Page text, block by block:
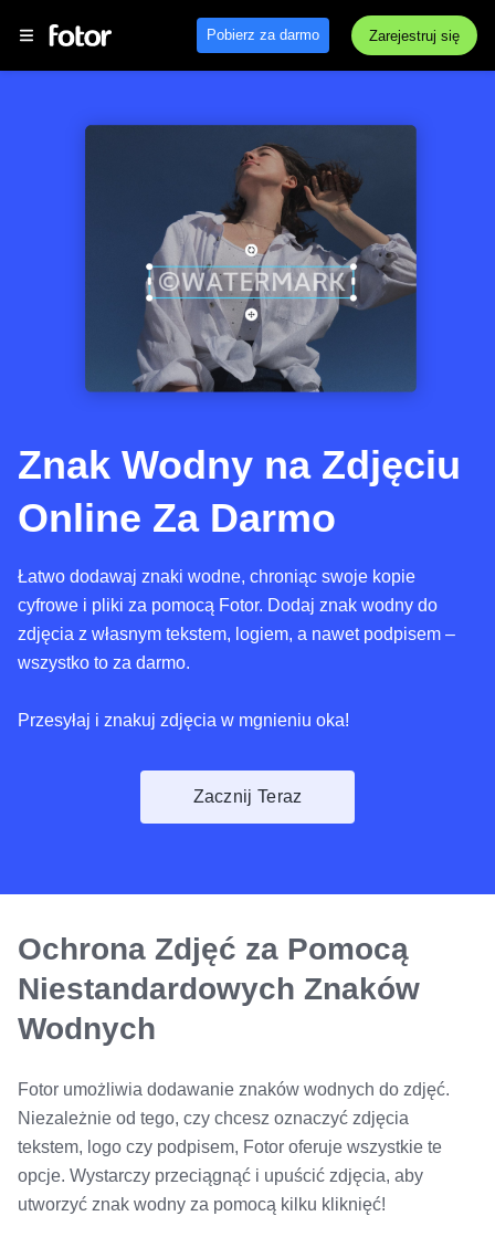
Pobierz za darmo Zarejestruj się
Znak Wodny na Zdjęciu
Online Za Darmo
Łatwo dodawaj znaki wodne, chroniąc swoje kopie
cyfrowe i pliki za pomocą Fotor. Dodaj znak wodny do
zdjęcia z własnym tekstem, logiem, a nawet podpisem –
wszystko to za darmo.
Przesyłaj i znakuj zdjęcia w mgnieniu oka!
Zacznij Teraz
Ochrona Zdjęć za Pomocą
Niestandardowych Znaków
Wodnych
Fotor umożliwia dodawanie znaków wodnych do zdjęć.
Niezależnie od tego, czy chcesz oznaczyć zdjęcia
tekstem, logo czy podpisem, Fotor oferuje wszystkie te
opcje. Wystarczy przeciągnąć i upuścić zdjęcia, aby
utworzyć znak wodny za pomocą kilku kliknięć!